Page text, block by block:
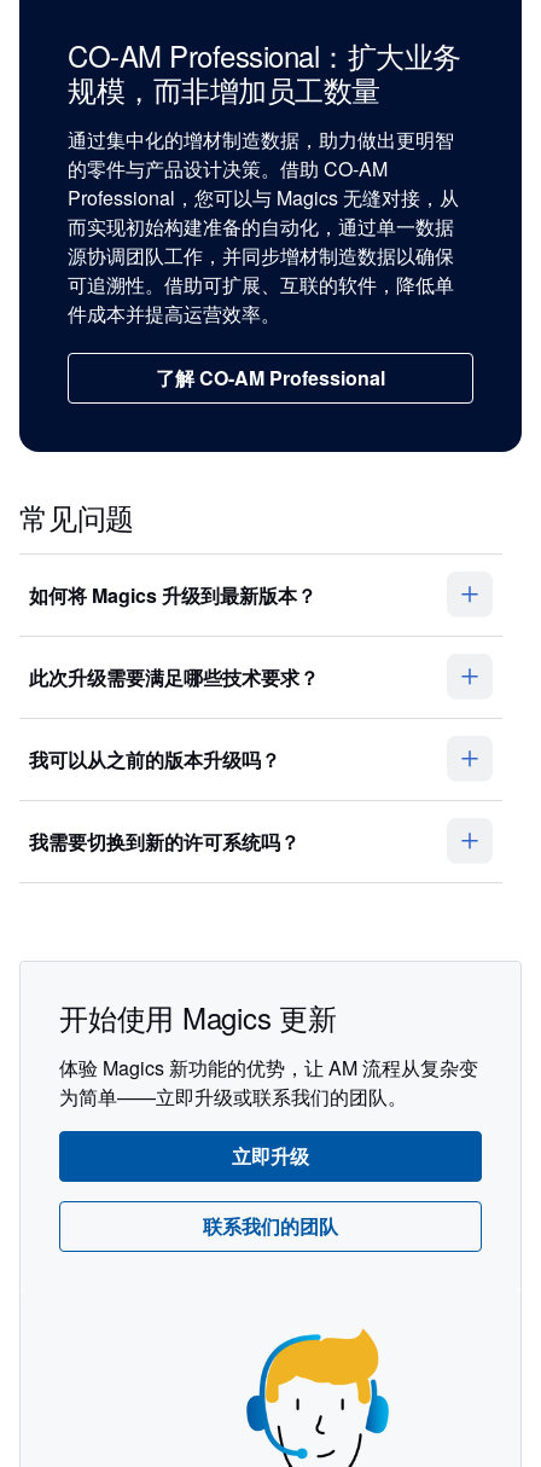
CO-AM Professional：扩大业务
规模，而非增加员工数量
通过集中化的增材制造数据，助力做出更明智
的零件与产品设计决策。借助 CO-AM
Professional，您可以与 Magics 无缝对接，从
而实现初始构建准备的自动化，通过单一数据
源协调团队工作，并同步增材制造数据以确保
可追溯性。借助可扩展、互联的软件，降低单
件成本并提高运营效率。
了解 CO-AM Professional
常见问题
如何将 Magics 升级到最新版本？
此次升级需要满足哪些技术要求？
我可以从之前的版本升级吗？
我需要切换到新的许可系统吗？
开始使用 Magics 更新
体验 Magics 新功能的优势，让 AM 流程从复杂变
为简单——立即升级或联系我们的团队。
立即升级
联系我们的团队